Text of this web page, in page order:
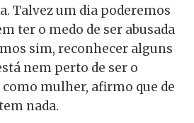
Talvez um dia poderemos
ter o medo de ser abusada
sim, reconhecer alguns
nem perto de ser o
mulher, afirmo que de
nada.